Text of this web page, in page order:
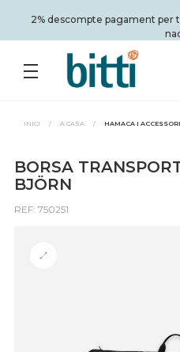
2% descompte pagament per
INICI / A CASA / HAMACA I
BORSA
BJÖRN
REF: 750251